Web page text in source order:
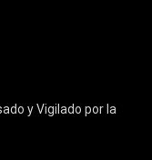
y Vigilado por la